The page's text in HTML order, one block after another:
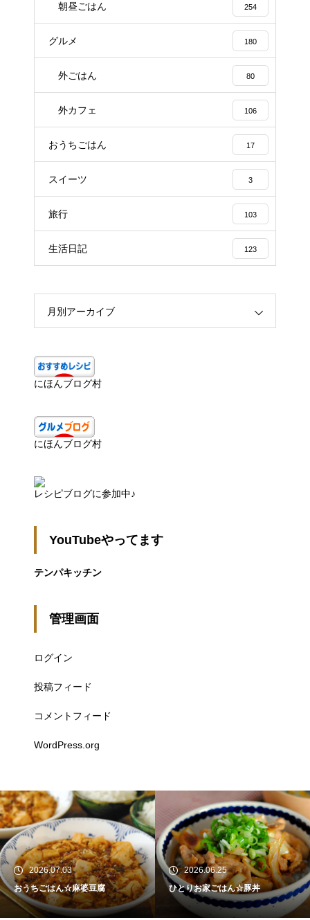
朝昼ごはん 254
グルメ 180
外ごはん 80
外カフェ 106
おうちごはん 17
スイーツ 3
旅行 103
生活日記 123
月別アーカイブ
にほんブログ村
にほんブログ村
レシピブログに参加中♪
YouTubeやってます
テンパキッチン
管理画面
ログイン
投稿フィード
コメントフィード
WordPress.org
2026.07.03
おうちごはん☆麻婆豆腐
2026.06.25
ひとりお家ごはん☆豚丼